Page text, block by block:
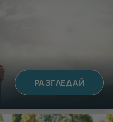
РАЗГЛЕДАЙ